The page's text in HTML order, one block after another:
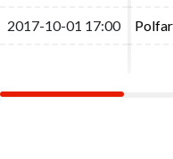
2017-10-01 17:00
2017-10-01 17:00